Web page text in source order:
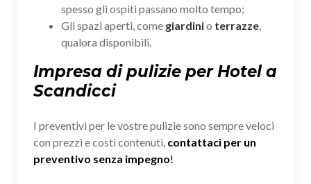
spesso gli ospiti passano molto tempo;
Gli spazi aperti, come giardinio terrazze,
qualora disponibili.
Impresa di pulizie per Hotel a
Scandicci
I preventivi per le vostre pulizie sono sempre veloci
con prezzi e costi contenuti, contattaci per un
preventivo senza impegno!